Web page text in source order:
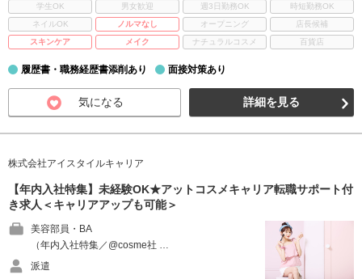
学生OK
男女歓迎 週3日勤務OK
時短勤務OK
ネイルOK
ノルマなし オープニング
店長候補
スキンケア
メイク ナチュラルコスメ 百貨店
履歴書・職務経歴書添削あり 面接対策あり
気になる 詳細を見る
株式会社アイスタイルキャリア
【年内入社特集】未経験OK★アットコスメキャリア転職サポート付
き求人＜キャリアアップも可能＞
美容部員・BA
（年内入社特集／@cosme社 …
派遣